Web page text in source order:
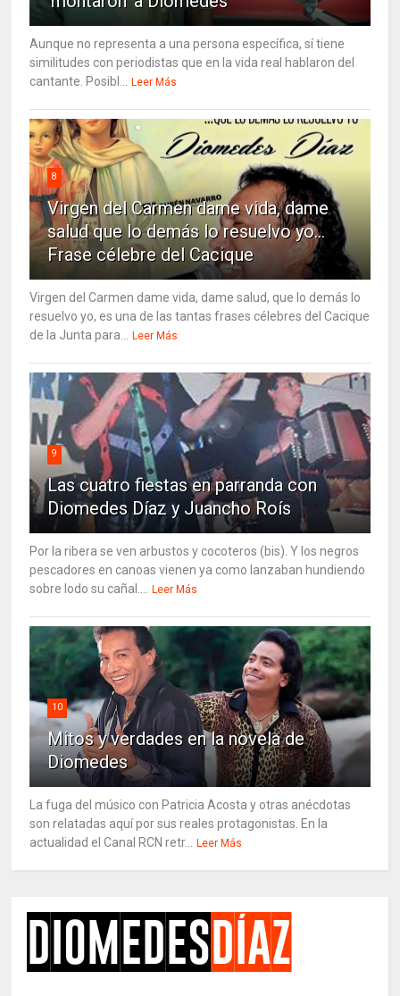
Aunque no representa a una persona específica, sí tiene
similitudes con periodistas que en la vida real hablaron del
cantante. Posibl...
Leer Más
8
Virgen del Carmen dame vida, dame
salud que lo demás lo resuelvo yo…
Frase célebre del Cacique
Virgen del Carmen dame vida, dame salud, que lo demás lo
resuelvo yo, es una de las tantas frases célebres del Cacique
de la Junta para...
Leer Más
9
Las cuatro fiestas en parranda con
Diomedes Díaz y Juancho Roís
Por la ribera se ven arbustos y cocoteros (bis). Y los negros
pescadores en canoas vienen ya como lanzaban hundiendo
sobre lodo su cañal....
Leer Más
10
Mitos y verdades en la novela de
Diomedes
La fuga del músico con Patricia Acosta y otras anécdotas
son relatadas aquí por sus reales protagonistas. En la
actualidad el Canal RCN retr...
Leer Más